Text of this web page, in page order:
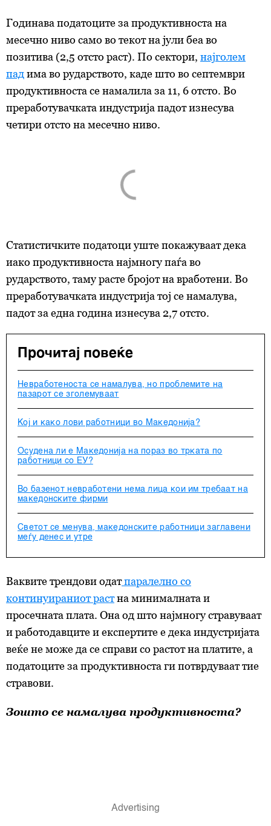
Годинава податоците за продуктивноста на
месечно ниво само во текот на јули беа во
позитива (2,5 отсто раст). По сектори, најголем
падима во рударството, каде што во септември
продуктивноста се намалила за 11, 6 отсто. Во
преработувачката индустрија падот изнесува
четири отсто на месечно ниво.
Статистичките податоци уште покажуваат дека
иако продуктивноста најмногу паѓа во
рударството, таму расте бројот на вработени. Во
преработувачката индустрија тој се намалува,
падот за една година изнесува 2,7 отсто.
Прочитај повеќе
Невработеноста се намалува, но проблемите на
пазарот се зголемуваат
Кој и како лови работници во Македонија?
Осудена ли е Македонија на пораз во трката по
работници со ЕУ?
Во базенот невработени нема лица кои им требаат на
македонските фирми
Светот се менува, македонските работници заглавени
меѓу денес и утре
Ваквите трендови одатпаралелно со
континуираниот растна минималната и
просечната плата. Она од што најмногу стравуваат
и работодавците и експертите е дека индустријата
веќе не може да се справи со растот на платите, а
податоците за продуктивноста ги потврдуваат тие
стравови.
Зошто се намалува продуктивноста?